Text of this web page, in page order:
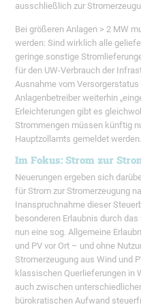
ausschließlich zur
Bei größeren Anlagen > 2 MW
werden: Sind wirklich alle
geringe sonstige
für den UW-Verbrauch der
Ausnahme vom
Anlagenbetreiber weiterhin
Erleichterungen gibt es
Strommengen müssen künftig
Hauptzollamts gemeldet werden.
Im Fokus: Strom zur
Neuerungen ergeben sich
für Strom zur Stromerzeugung
Inanspruchnahme dieser
besonderen Erlaubnis durch
nun eine sog. Allgemeine
und PV vor Ort – und ohne
Stromerzeugung aus Wind und
klassischen Querlieferungen in
auch zwischen
bürokratischen Aufwand